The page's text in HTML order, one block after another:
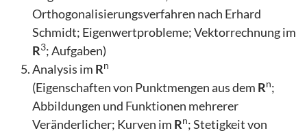
Orthogonalisierungsverfahren nach Erhard
Schmidt; Eigenwertprobleme; Vektorrechnung im
R3; Aufgaben)
Analysis im Rn
(Eigenschaften von Punktmengen aus dem Rn;
Abbildungen und Funktionen mehrerer
Veränderlicher; Kurven im Rn; Stetigkeit von